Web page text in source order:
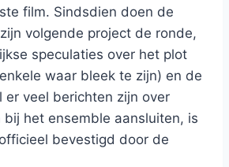
film. Sindsdien doen de
volgende project de ronde,
speculaties over het plot
waar bleek te zijn) en de
er veel berichten zijn over
bij het ensemble aansluiten, is
bevestigd door de